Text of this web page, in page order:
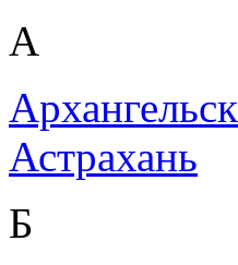
А
Архангельск
Астрахань
Б